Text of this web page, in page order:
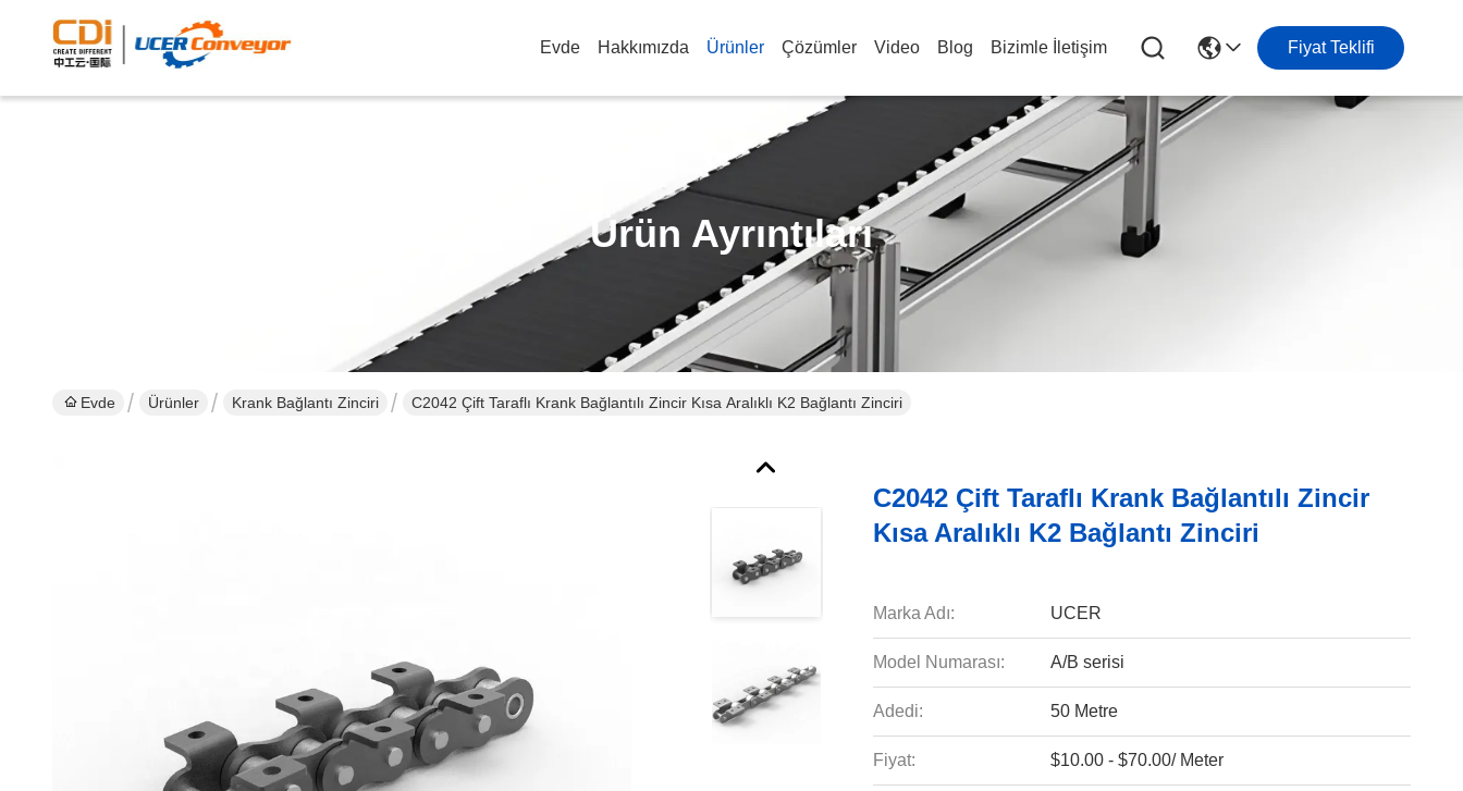
Evde Hakkımızda Ürünler Çözümler Video Blog Bizimle İletişim Fiyat Teklifi
Ürün Ayrıntıları
Evde Ürünler Krank Bağlantı Zinciri C2042 Çift Taraflı Krank Bağlantılı Zincir Kısa Aralıklı K2 Bağlantı Zinciri
C2042 Çift Taraflı Krank Bağlantılı Zincir
Kısa Aralıklı K2 Bağlantı Zinciri
Marka Adı: UCER
Model Numarası: A/B serisi
Adedi: 50 Metre
Fiyat: $10.00 - $70.00/ Meter